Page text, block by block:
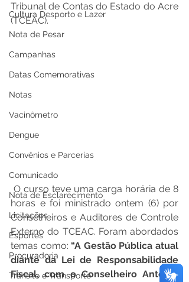
Cultura Desporto e Lazer
Nota de Pesar
Campanhas
Datas Comemorativas
Notas
Vacinômetro
Dengue
Convênios e Parcerias
Comunicado
Nota de Esclarecimento
Licitações
Esportes
Procuradoria
Trânsito e Transporte
Tribunal de Contas do Estado do Acre
(TCEAC).
horas e foi ministrado ontem (6) por
Conselheiros e Auditores de Controle
Externo do TCEAC. Foram abordados
temas como: “A Gestão Pública atual
diante da Lei de Responsabilidade
Fiscal, com o Conselheiro Antônio